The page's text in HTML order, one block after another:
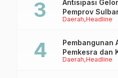
Daerah Headline
Antisipasi
Pemprov
Ruang Digital
Daerah Headline
Pembangunan
Pemkesra dan
Sulbar Tinjau